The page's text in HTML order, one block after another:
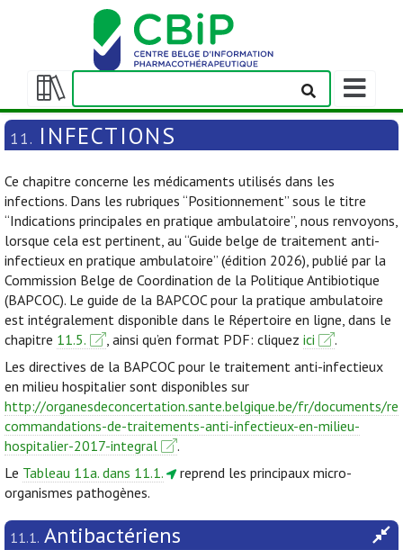
Afficher/masquer
la
table
matières
Afficher/
la
barre
navigation
11. INFECTIONS
Ce chapitre concerne les médicaments utilisés dans les
infections. Dans les rubriques “Positionnement” sous le titre
“Indications principales en pratique ambulatoire”, nous renvoyons,
lorsque cela est pertinent, au “Guide belge de traitement anti-
infectieux en pratique ambulatoire” (édition 2026), publié par la
Commission Belge de Coordination de la Politique Antibiotique
(BAPCOC). Le guide de la BAPCOC pour la pratique ambulatoire
est intégralement disponible dans le Répertoire en ligne, dans le
chapitre 11.5. , ainsi qu’en format PDF: cliquez ici
.
Les directives de la BAPCOC pour le traitement anti-infectieux
en milieu hospitalier sont disponibles sur
http://organesdeconcertation.sante.belgique.be/fr/documents/re
commandations-de-traitements-anti-infectieux-en-milieu-
hospitalier-2017-integral
.
Le Tableau 11a. dans 11.1.
reprend les principaux micro-
organismes pathogènes.
11.1. Antibactériens